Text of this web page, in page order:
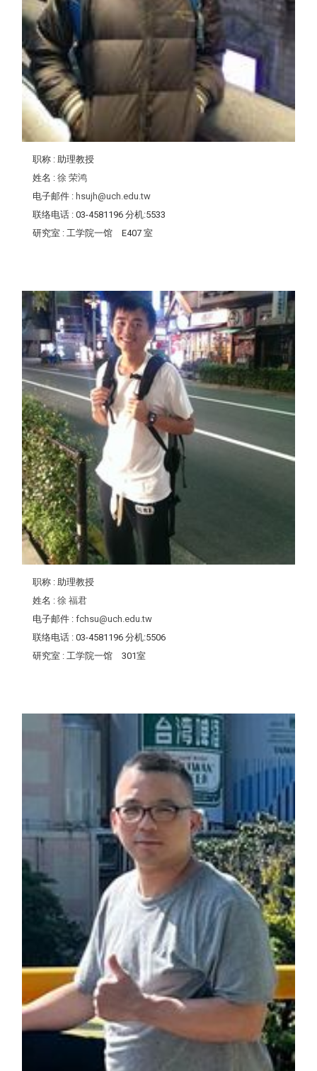
职称 : 助理教授
姓名 : 徐 荣鸿
电子邮件 : hsujh@uch.edu.tw
联络电话 : 03-4581196 分机:5533
研究室 : 工学院一馆 E407 室
职称 : 助理教授
姓名 : 徐 福君
电子邮件 : fchsu@uch.edu.tw
联络电话 : 03-4581196 分机:5506
研究室 : 工学院一馆 301室